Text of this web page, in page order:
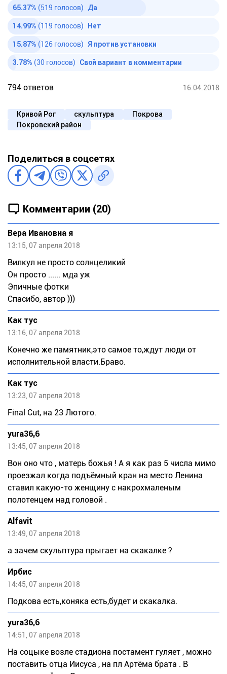
65.37% (519 голосов) Да
14.99% (119 голосов) Нет
15.87% (126 голосов) Я против установки
3.78% (30 голосов) Свой вариант в комментарии
794 ответов 16.04.2018
Кривой Рог скульптура
Покрова
Покровский район
Поделиться в соцсетях
Комментарии (20)
Вера Ивановна я
13:15, 07 апреля 2018
Вилкул не просто солнцеликий
Он просто ...... мда уж
Эпичные фотки
Спасибо, автор )))
Как тус
13:16, 07 апреля 2018
Конечно же памятник,это самое то,ждут люди от
исполнительной власти.Браво.
Как тус
13:23, 07 апреля 2018
Finаl Сut, на 23 Лютого.
yura36,6
13:45, 07 апреля 2018
Вон оно что , матерь божья ! А я как раз 5 числа мимо
проезжал когда подъёмный кран на место Ленина
ставил какую-то женщину с накрохмаленым
полотенцем над головой .
Alfavit
13:49, 07 апреля 2018
а зачем скульптура прыгает на скакалке ?
Ирбис
14:45, 07 апреля 2018
Подкова есть,коняка есть,будет и скакалка.
yura36,6
14:51, 07 апреля 2018
На соцыке возле стадиона постамент гуляет , можно
поставить отца Иисуса , на пл Артёма брата . В